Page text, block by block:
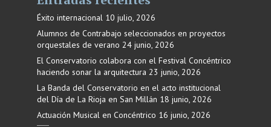
Éxito internacional 10 julio, 2026
Alumnos de Contrabajo seleccionados en proyectos
orquestales de verano 24 junio, 2026
El Conservatorio colabora con el Festival Concéntrico
haciendo sonar la arquitectura 23 junio, 2026
La Banda del Conservatorio en el acto institucional
del Día de La Rioja en San Millán 18 junio, 2026
Actuación Musical en Concéntrico 16 junio, 2026